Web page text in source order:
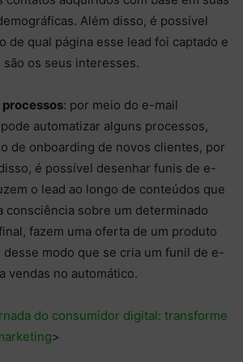
Além disso, é possível
de qual página esse lead foi captado e
os seus interesses.
: por meio do e-mail
automatizar alguns processos,
de onboarding de novos clientes, por
é possível desenhar funis de e-
o lead ao longo de conteúdos que
consciência sobre um determinado
fazem uma oferta de um produto
desse modo que se cria um funil de e-
vendas no automático.
do consumidor digital: transforme
>